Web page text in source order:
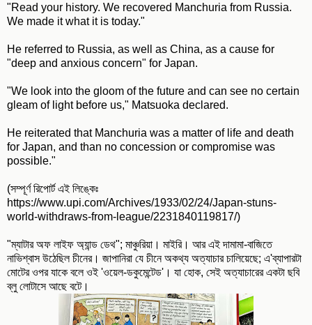
"Read your history. We recovered Manchuria from Russia.
We made it what it is today."
He referred to Russia, as well as China, as a cause for
"deep and anxious concern" for Japan.
"We look into the gloom of the future and can see no certain
gleam of light before us," Matsuoka declared.
He reiterated that Manchuria was a matter of life and death
for Japan, and than no concession or compromise was
possible."
(সম্পূর্ণ রিপোর্ট এই লিঙ্কেঃ
https://www.upi.com/Archives/1933/02/24/Japan-stuns-
world-withdraws-from-league/2231840119817/)
"ম্যাটার অফ লাইফ অ্যান্ড ডেথ"; মাঞ্চুরিয়া। মাইরি। আর এই দামামা-বাজিতে
নাভিশ্বাস উঠেছিল চীনের। জাপানিরা যে চীনে অকথ্য অত্যাচার চালিয়েছে; এ'ব্যাপারটা
মোটের ওপর যাকে বলে ওই 'ওয়েল-ডকুমেন্টেড'। যা হোক, সেই অত্যাচারের একটা ছবি
ব্লু লোটাসে আছে বটে।